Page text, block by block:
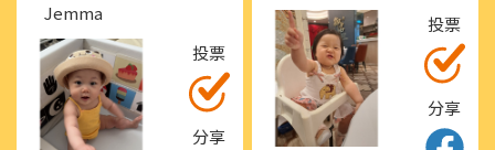
Jemma
投票
分享
投票
分享